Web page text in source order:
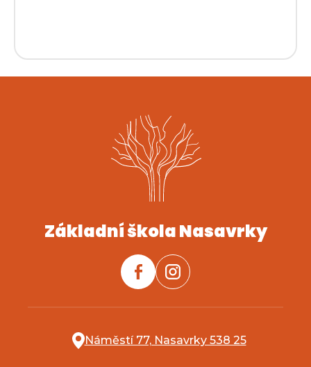
Základní škola Nasavrky
Náměstí 77, Nasavrky 538 25